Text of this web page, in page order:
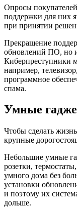
Опросы
поддержки для них
при принятии
Прекращение
обновлений ПО, но и
Киберпреступники
например,
программное
спама.
Умные
Чтобы сделать
крупные
Небольшие умные
розетки,
умного дома без
установки
и поэтому их
дольше.